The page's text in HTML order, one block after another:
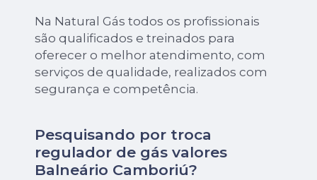
Na Natural Gás todos os profissionais
são qualificados e treinados para
oferecer o melhor atendimento, com
serviços de qualidade, realizados com
segurança e competência.
Pesquisando por troca
regulador de gás valores
Balneário Camboriú?